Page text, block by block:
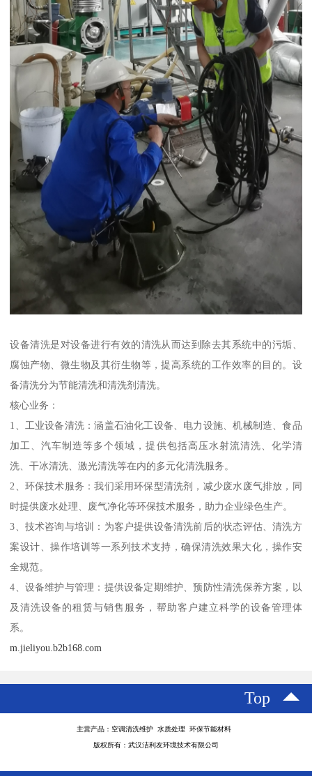
设备清洗是对设备进行有效的清洗从而达到除去其系统中的污垢、
腐蚀产物、微生物及其衍生物等，提高系统的工作效率的目的。设
备清洗分为节能清洗和清洗剂清洗。
核心业务：
1、工业设备清洗：涵盖石油化工设备、电力设施、机械制造、食品
加工、汽车制造等多个领域，提供包括高压水射流清洗、化学清
洗、干冰清洗、激光清洗等在内的多元化清洗服务。
2、环保技术服务：我们采用环保型清洗剂，减少废水废气排放，同
时提供废水处理、废气净化等环保技术服务，助力企业绿色生产。
3、技术咨询与培训：为客户提供设备清洗前后的状态评估、清洗方
案设计、操作培训等一系列技术支持，确保清洗效果大化，操作安
全规范。
4、设备维护与管理：提供设备定期维护、预防性清洗保养方案，以
及清洗设备的租赁与销售服务，帮助客户建立科学的设备管理体
系。
m.jieliyou.b2b168.com
Top
主营产品：空调清洗维护 水质处理 环保节能材料
版权所有：武汉洁利友环境技术有限公司